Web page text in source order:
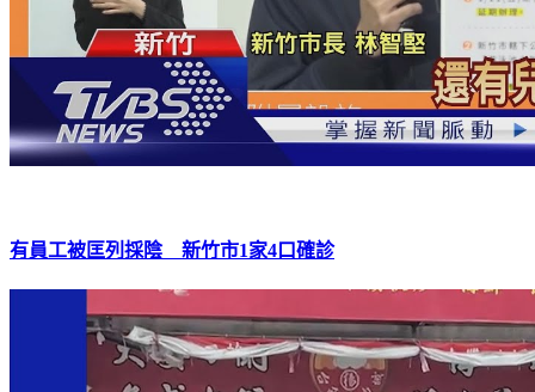
有員工被匡列採陰 新竹市1家4口確診